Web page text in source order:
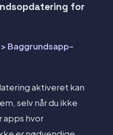
for
Baggrundsapp-
aktiveret kan
selv når du ikke
apps hvor